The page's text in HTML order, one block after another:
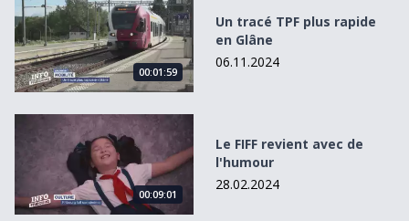
00:01:59
Un tracé TPF plus rapide
en Glâne
06.11.2024
Le FIFF revient avec de l&#039;humour
00:09:01
Le FIFF revient avec de
l'humour
28.02.2024